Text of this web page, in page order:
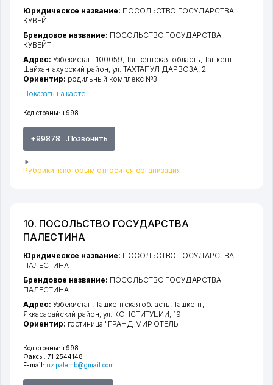
Код страны: +998
+99878 ...Позвонить
Рубрики, к которым относится организация
Юридическое название: ПОСОЛЬСТВО ГОСУДАРСТВА
КУВЕЙТ
Брендовое название: ПОСОЛЬСТВО ГОСУДАРСТВА
КУВЕЙТ
Адрес: Узбекистан, 100059, Ташкентская область Ташкент
Шайхантахурский район ул. ТАХТАПУЛ ДАРВОЗА, 2
Ориентир: родильный комплекс №3
Показать на карте
10. ПОСОЛЬСТВО ГОСУДАРСТВА
ПАЛЕСТИНА
Код страны: +998
Факсы: 71 2544148
E-mail: uz.palemb@gmail.com
Юридическое название: ПОСОЛЬСТВО ГОСУДАРСТВА
ПАЛЕСТИНА
Брендовое название: ПОСОЛЬСТВО ГОСУДАРСТВА
ПАЛЕСТИНА
Адрес: Узбекистан,Ташкентская область ,Ташкент,
Яккасарайский район ул. КОНСТИТУЦИИ , 19
Ориентир: гостиница "ГРАНД МИР ОТЕЛЬ